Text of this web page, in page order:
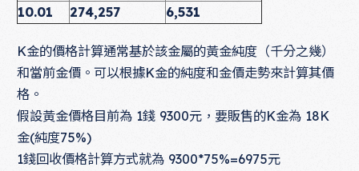
10.01
274,257 6,531
K金的價格計算通常基於該金屬的黃金純度（千分之幾）
和當前金價。可以根據K金的純度和金價走勢來計算其價
格。
假設黃金價格目前為 1錢 9300元，要販售的K金為 18K
金(純度75%)
1錢回收價格計算方式就為 9300*75%=6975元